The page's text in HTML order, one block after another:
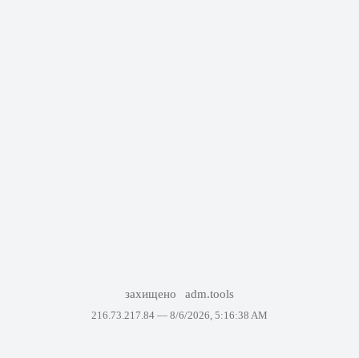
захищено adm.tools
216.73.217.84 — 8/6/2026, 5:16:38 AM